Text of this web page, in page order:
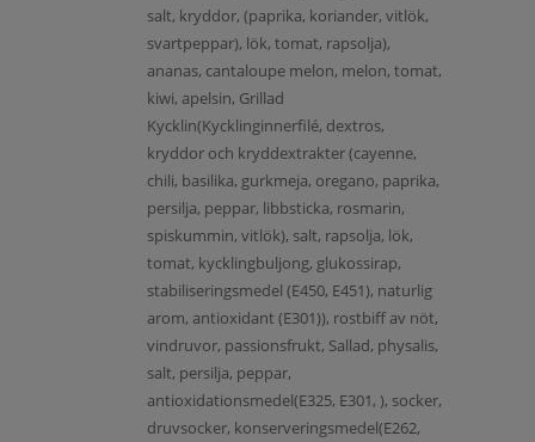
salt, kryddor, (paprika, koriander, vitlök,
svartpeppar), lök, tomat, rapsolja),
ananas, cantaloupe melon, melon, tomat,
kiwi, apelsin, Grillad
Kycklin(Kycklinginnerfilé, dextros,
kryddor och kryddextrakter (cayenne,
chili, basilika, gurkmeja, oregano, paprika,
persilja, peppar, libbsticka, rosmarin,
spiskummin, vitlök), salt, rapsolja, lök,
tomat, kycklingbuljong, glukossirap,
stabiliseringsmedel (E450, E451), naturlig
arom, antioxidant (E301)), rostbiff av nöt,
vindruvor, passionsfrukt, Sallad, physalis,
salt, persilja, peppar,
antioxidationsmedel(E325, E301, ), socker,
druvsocker, konserveringsmedel(E262,